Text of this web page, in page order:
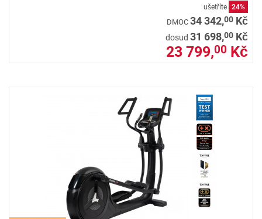
ušetříte 24%
DMOC 34 342,00 Kč
dosud 31 698,00 Kč
23 799,00 Kč